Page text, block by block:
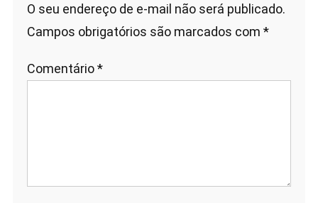
O seu endereço de e-mail não será publicado.
Campos obrigatórios são marcados com *
Comentário*